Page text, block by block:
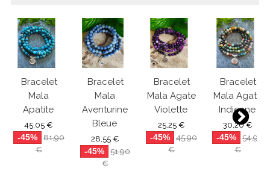
Bracelet
Mala
Apatite
45,05 €
-45%
81,90
€
Bracelet
Mala
Aventurine
Bleue
28,55 €
-45%
51,90
€
Bracelet
Mala Agate
Violette
25,25 €
-45%
45,90
€
Bracelet
Mala Agate
Indienne
30,20 €
-45%
54,90
€